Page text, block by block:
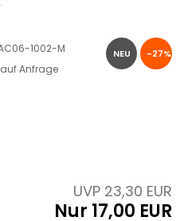
NEU -27%
1002-M
auf Anfrage
UVP 23,30 EUR
Nur 17,00 EUR